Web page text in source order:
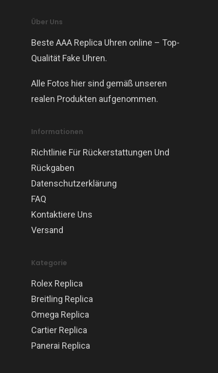
Über Uns
Beste AAA Replica Uhren online – Top-
Qualität Fake Uhren.
Alle Fotos hier sind gemäß unseren
realen Produkten aufgenommen.
Informationen
Richtlinie Für Rückerstattungen Und
Rückgaben
Datenschutzerklärung
FAQ
Kontaktiere Uns
Versand
Kategorie
Rolex Replica
Breitling Replica
Omega Replica
Cartier Replica
Panerai Replica